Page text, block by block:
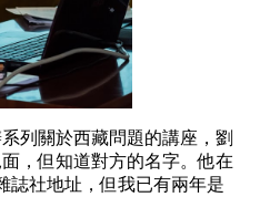
列關於西藏問題的講座，劉
，但知道對方的名字。他在
誌社地址，但我已有兩年是